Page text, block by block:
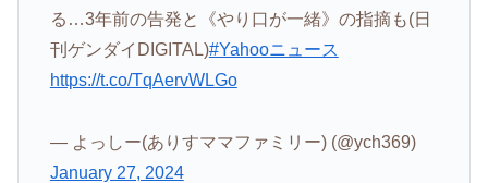
る…3年前の告発と《やり口が一緒》の指摘も(日
刊ゲンダイDIGITAL)#Yahooニュース
https://t.co/TqAervWLGo
— よっしー(ありすママファミリー) (@ych369)
January 27, 2024